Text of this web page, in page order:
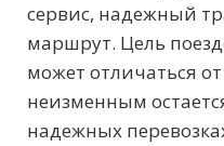
сервис, надежный
маршрут. Цель
может отличаться
неизменным
надежных